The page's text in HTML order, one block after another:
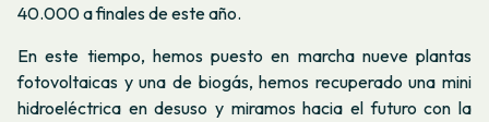
40.000 a finales de este año.
En este tiempo, hemos puesto en marcha nueve plantas
fotovoltaicas y una de biogás, hemos recuperado una mini
hidroeléctrica en desuso y miramos hacia el futuro con la